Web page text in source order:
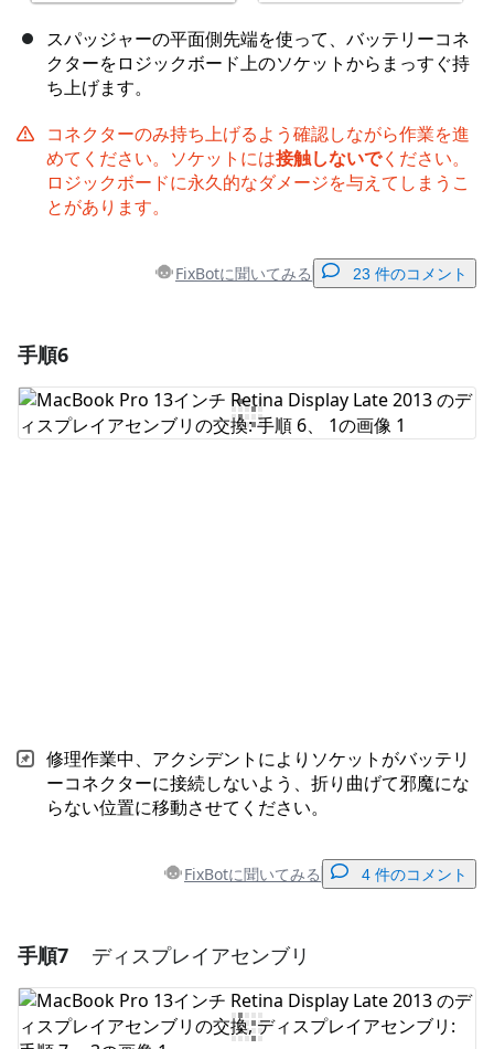
スパッジャーの平面側先端を使って、バッテリーコネ
クターをロジックボード上のソケットからまっすぐ持
ち上げます。
コネクターのみ持ち上げるよう確認しながら作業を進
めてください。ソケットには接触しないでください。
ロジックボードに永久的なダメージを与えてしまうこ
とがあります。
FixBotに聞いてみる 23 件のコメント
コメントを追加
手順6
修理作業中、アクシデントによりソケットがバッテリ
ーコネクターに接続しないよう、折り曲げて邪魔にな
らない位置に移動させてください。
FixBotに聞いてみる 4 件のコメント
コメントを追加
コメントを追加
手順7 ディスプレイアセンブリ